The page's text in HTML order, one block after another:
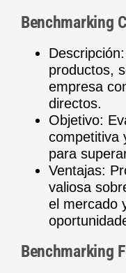
Benchmarking
productos,
empresa
directos.
Objetivo:
competitiva
para
Ventajas:
valiosa
el mercado
Benchmarking